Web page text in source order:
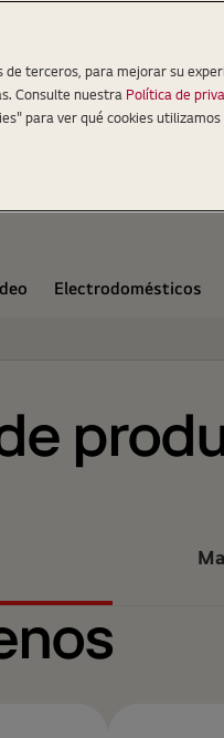
Electrodomésticos
de terceros, para mejorar su
Consulte nuestra Política de
para ver qué cookies